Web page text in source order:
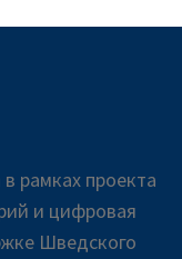
рамках проекта
и цифровая
Шведского